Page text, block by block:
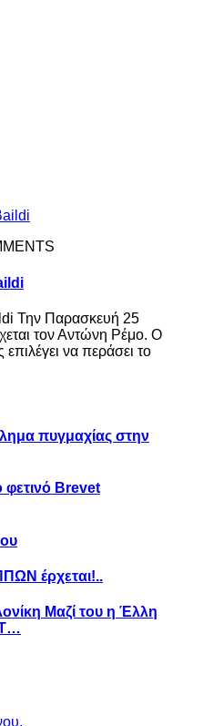
Την Παρασκευή 25
τον Αντώνη Ρέμο. Ο
να περάσει το
πυγμαχίας στην
φετινό Brevet
έρχεται!..
Μαζί του η Έλλη
T…